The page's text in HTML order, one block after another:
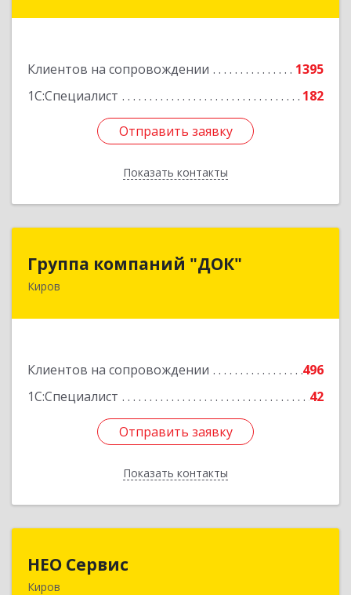
Клиентов на сопровождении
1395
1С:Специалист
182
Отправить заявку
Показать контакты
Отправить заявку
Назад
Группа компаний "ДОК"
Киров
Клиентов на сопровождении
496
1С:Специалист
42
Отправить заявку
Показать контакты
Группа компаний "ДОК"
610017, Кировская обл, Киров г, Горького ул,
Отправить заявку
Назад
НЕО Сервис
Киров610045, Кировская обл, Киров г, Ульяновская